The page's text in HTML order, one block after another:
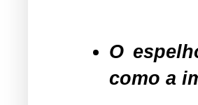
O
como a